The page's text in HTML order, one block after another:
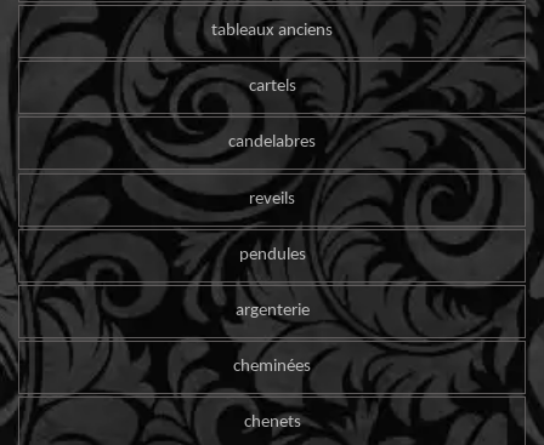
tableaux anciens
cartels
candelabres
reveils
pendules
argenterie
cheminées
chenets